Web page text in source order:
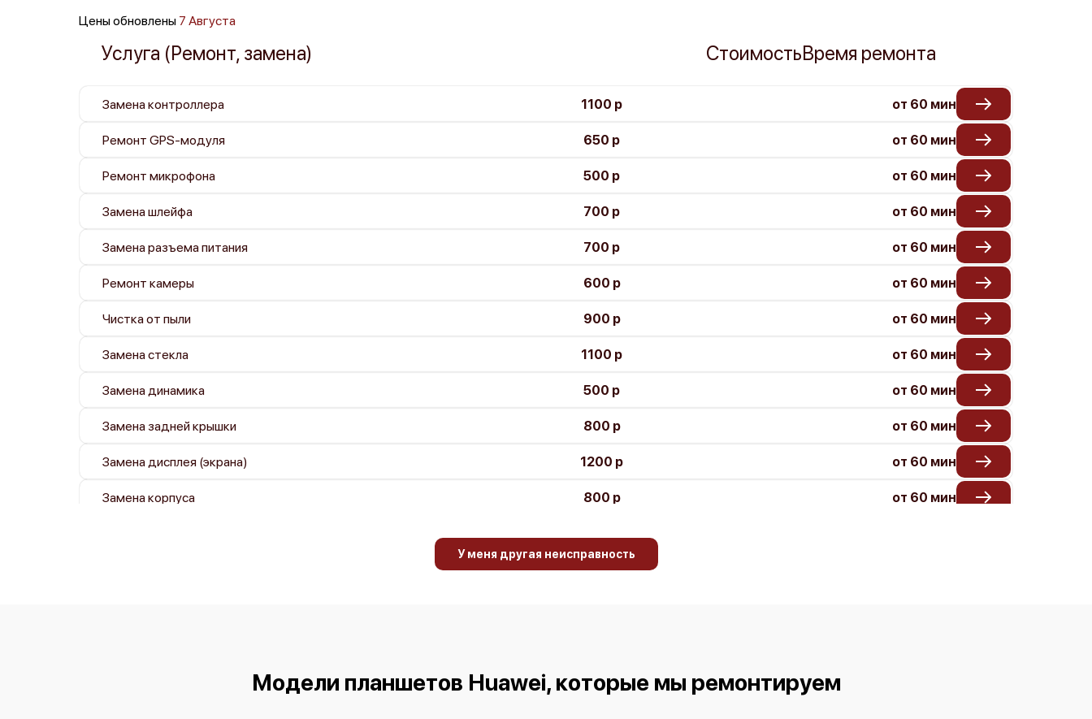
Цены обновлены 7 Августа
Услуга (Ремонт, замена) СтоимостьВремя ремонта
Замена контроллера 1100 р от 60 мин
Ремонт GPS-модуля 650 р от 60 мин
Ремонт микрофона 500 р от 60 мин
Замена шлейфа 700 р от 60 мин
Замена разъема питания 700 р от 60 мин
Ремонт камеры 600 р от 60 мин
Чистка от пыли 900 р от 60 мин
Замена стекла 1100 р от 60 мин
Замена динамика 500 р от 60 мин
Замена задней крышки 800 р от 60 мин
Замена дисплея (экрана) 1200 р от 60 мин
Замена корпуса 800 р от 60 мин
1200 р
У меня другая неисправность
Модели планшетов Huawei, которые мы ремонтируем